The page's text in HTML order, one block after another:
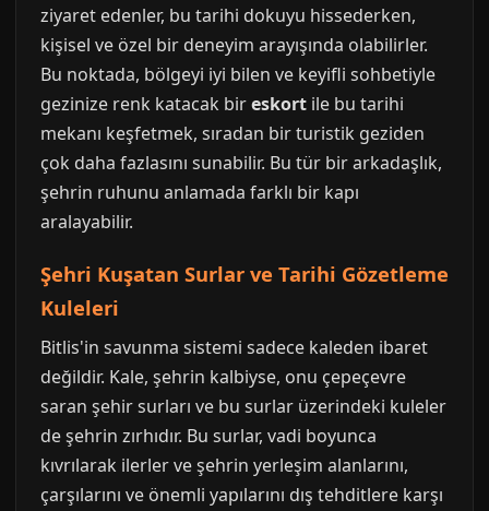
ziyaret edenler, bu tarihi dokuyu hissederken,
kişisel ve özel bir deneyim arayışında olabilirler.
Bu noktada, bölgeyi iyi bilen ve keyifli sohbetiyle
gezinize renk katacak bireskort ile bu tarihi
mekanı keşfetmek, sıradan bir turistik geziden
çok daha fazlasını sunabilir. Bu tür bir arkadaşlık,
şehrin ruhunu anlamada farklı bir kapı
aralayabilir.
Şehri Kuşatan Surlar ve Tarihi Gözetleme
Kuleleri
Bitlis'in savunma sistemi sadece kaleden ibaret
değildir. Kale, şehrin kalbiyse, onu çepeçevre
saran şehir surları ve bu surlar üzerindeki kuleler
de şehrin zırhıdır. Bu surlar, vadi boyunca
kıvrılarak ilerler ve şehrin yerleşim alanlarını,
çarşılarını ve önemli yapılarını dış tehditlere karşı